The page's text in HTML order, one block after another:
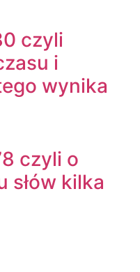
czyli
i
wynika
czyli o
słów kilka